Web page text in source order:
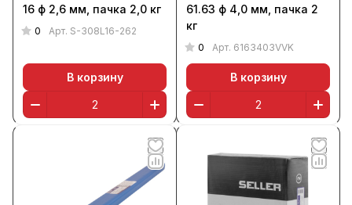
16 ф 2,6 мм, пачка 2,0 кг
0 Арт. S-308L16-262
В корзину
61.63 ф 4,0 мм, пачка 2
кг
0 Арт. 6163403VVK
В корзину